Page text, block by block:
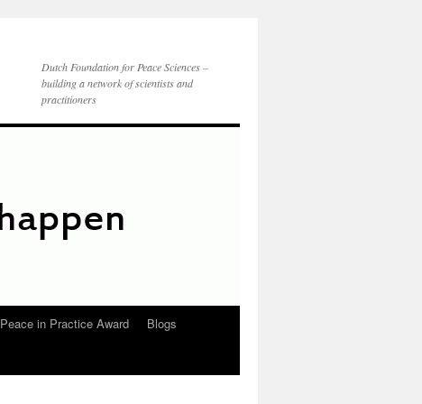
Dutch Foundation for Peace Sciences –
building a network of scientists and
practitioners
Peace in Practice Award
Blogs